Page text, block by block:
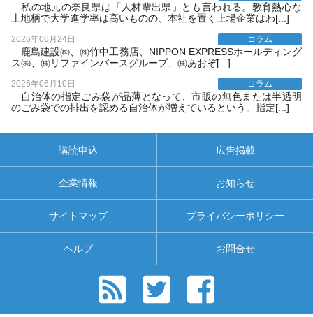
私の地元の奈良県は「人材輩出県」とも言われる。教育熱心な
土地柄で大学進学率は高いものの、本社を置く上場企業はわ[...]
2026年06月24日 コラム
鹿島建設㈱、㈱竹中工務店、NIPPON EXPRESSホールディング
ス㈱、㈱リファインバースグループ、㈱あおぞ[...]
2026年06月10日 コラム
自治体の指定ごみ袋が品薄となって、市販の無色または半透明
のごみ袋での排出を認める自治体が増えているという。指定[...]
講読申込 広告掲載
企業情報 お知らせ
サイトマップ プライバシーポリシー
ヘルプ お問合せ